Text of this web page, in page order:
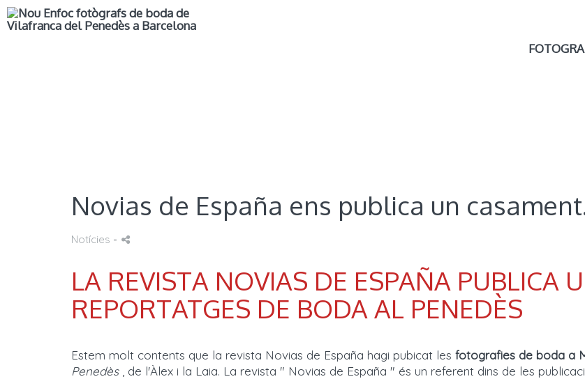
Novias de España ens publica un
Notícies -
LA REVISTA NOVIAS DE ESPAÑA PUBLICA
REPORTATGES DE BODA AL PENEDÈS
Estem molt contents que la revista Novias de España hagi pubicat les fotografies de boda a
Penedès, de l'Àlex i la Laia. La revista " Novias de España " és un referent dins de les